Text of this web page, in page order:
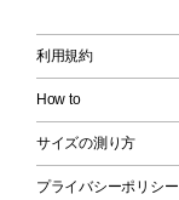
利用規約
How to
サイズの測り方
プライバシーポリシー